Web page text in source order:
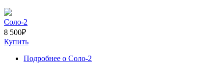
Соло-2
8 500₽
Купить
Подробнее о Соло-2